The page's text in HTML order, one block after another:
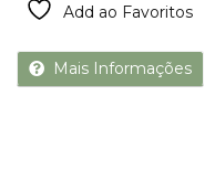
Add ao Favoritos
Mais Informações